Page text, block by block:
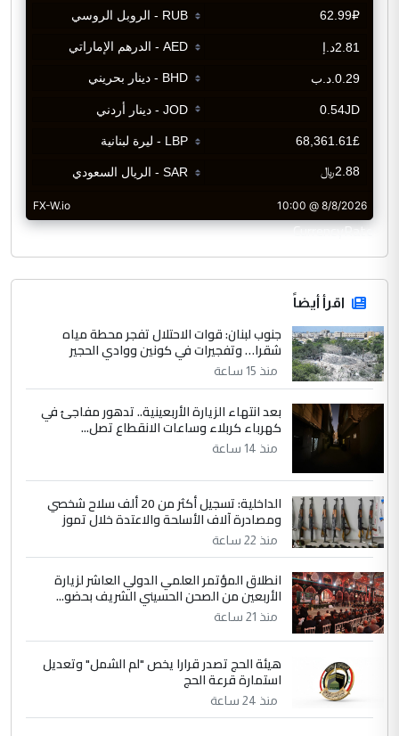
CurrencyRate
اقرأ أيضاً
جنوب لبنان: قوات الاحتلال تفجر محطة مياه
شقرا… وتفجيرات في كونين ووادي الحجير
منذ 15 ساعة
بعد انتهاء الزيارة الأربعينية.. تدهور مفاجئ في
كهرباء كربلاء وساعات الانقطاع تصل...
منذ 14 ساعة
الداخلية: تسجيل أكثر من 20 ألف سلاح شخصي
ومصادرة آلاف الأسلحة والاعتدة خلال تموز
منذ 22 ساعة
انطلاق المؤتمر العلمي الدولي العاشر لزيارة
الأربعين من الصحن الحسيني الشريف بحضو...
منذ 21 ساعة
هيئة الحج تصدر قرارا يخص "لم الشمل" وتعديل
استمارة قرعة الحج
منذ 24 ساعة